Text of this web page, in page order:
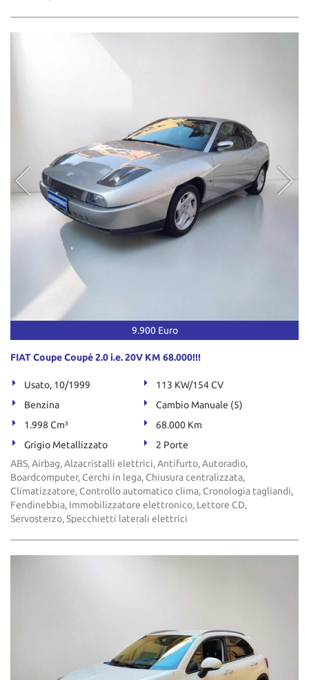
9.900 Euro
FIAT Coupe Coupé 2.0 i.e. 20V KM 68.000!!!
Usato, 10/1999
113 KW/154 CV
Benzina
Cambio Manuale (5)
1.998 Cm³
68.000 Km
Grigio Metallizzato
2 Porte
ABS, Airbag, Alzacristalli elettrici, Antifurto, Autoradio,
Boardcomputer, Cerchi in lega, Chiusura centralizzata,
Climatizzatore, Controllo automatico clima, Cronologia tagliandi,
Fendinebbia, Immobilizzatore elettronico, Lettore CD,
Servosterzo, Specchietti laterali elettrici